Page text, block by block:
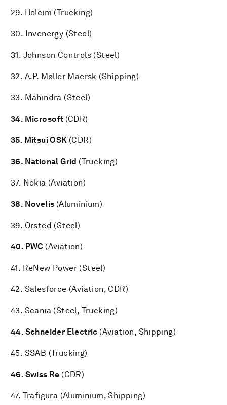
29. Holcim (Trucking)
30. Invenergy (Steel)
31. Johnson Controls (Steel)
32. A.P. Møller Maersk (Shipping)
33. Mahindra (Steel)
34. Microsoft (CDR)
35. Mitsui OSK (CDR)
36. National Grid (Trucking)
37. Nokia (Aviation)
38. Novelis (Aluminium)
39. Orsted (Steel)
40. PWC (Aviation)
41. ReNew Power (Steel)
42. Salesforce (Aviation, CDR)
43. Scania (Steel, Trucking)
44. Schneider Electric (Aviation, Shipping)
45. SSAB (Trucking)
46. Swiss Re (CDR)
47. Trafigura (Aluminium, Shipping)